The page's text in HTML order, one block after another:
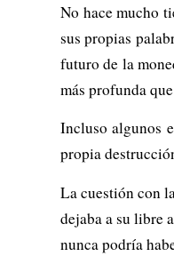
No hace mucho
sus propias
futuro de la
más profunda
Incluso algunos
propia
La cuestión con
dejaba a su libre
nunca podría